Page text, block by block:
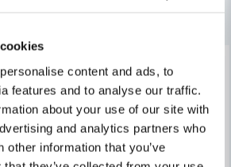
content and ads, to
features and to analyse our traffic.
about your use of our site with
and analytics partners who
other information that you’ve
min fråga